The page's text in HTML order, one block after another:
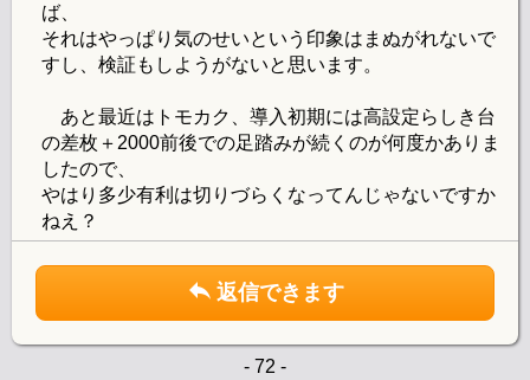
ば、
それはやっぱり気のせいという印象はまぬがれないで
すし、検証もしようがないと思います。
あと最近はトモカク、導入初期には高設定らしき台
の差枚＋2000前後での足踏みが続くのが何度かありま
したので、
やはり多少有利は切りづらくなってんじゃないですか
ねえ？
返信できます
- 72 -